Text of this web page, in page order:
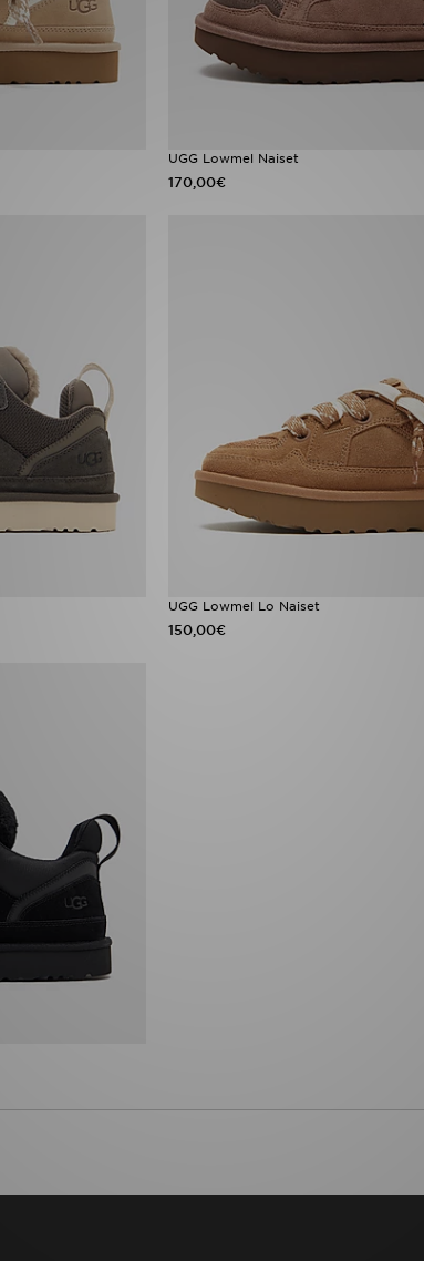
UGG Lowmel Naiset
170,00€
UGG Lowmel Lo Naiset
150,00€